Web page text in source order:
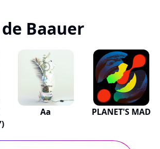
Baauer
Aa PLANET'S MAD